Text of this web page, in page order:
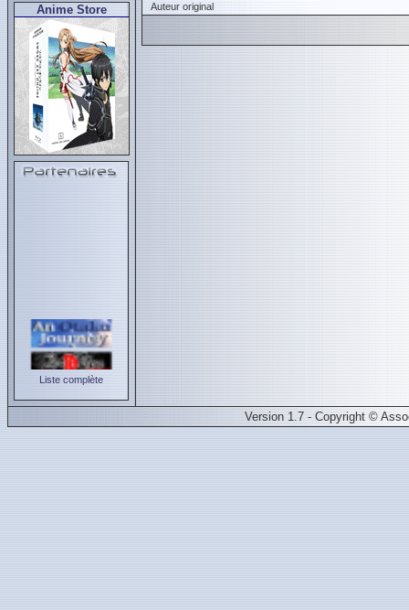
Anime Store
Liste complète
Auteur original
Version 1.7 - Copyright ©